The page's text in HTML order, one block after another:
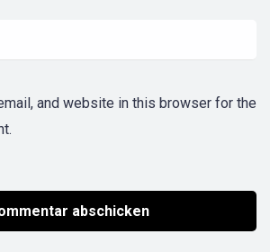
and website in this browser for the